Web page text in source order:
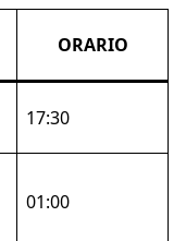
ORARIO
17:30
01:00